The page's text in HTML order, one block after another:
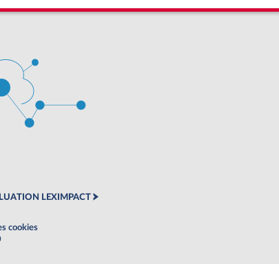
LEXIMPACT
cookies